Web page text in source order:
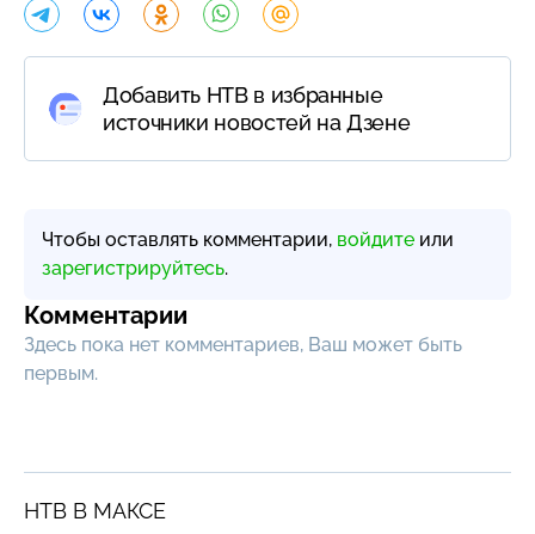
Добавить НТВ в избранные
источники новостей на Дзене
Чтобы оставлять комментарии, войдите или
зарегистрируйтесь.
Комментарии
Здесь пока нет комментариев, Ваш может быть
первым.
НТВ В МАКСЕ